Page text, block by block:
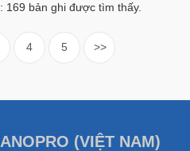
bản ghi được tìm thấy.
4 5 >>
(VIỆT NAM)